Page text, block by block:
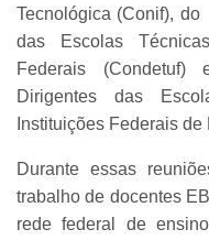
Tecnológica (Conif),
das Escolas
Federais
Dirigentes das
Instituições Federais
Durante essas
trabalho de docentes
rede federal de